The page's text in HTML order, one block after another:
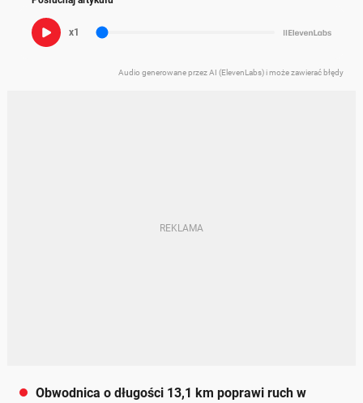
x1
Audio generowane przez AI (ElevenLabs) i może zawierać błędy
Obwodnica o długości 13,1 km poprawi ruch w